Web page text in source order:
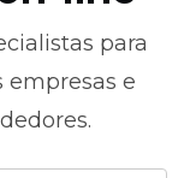
para
empresas e